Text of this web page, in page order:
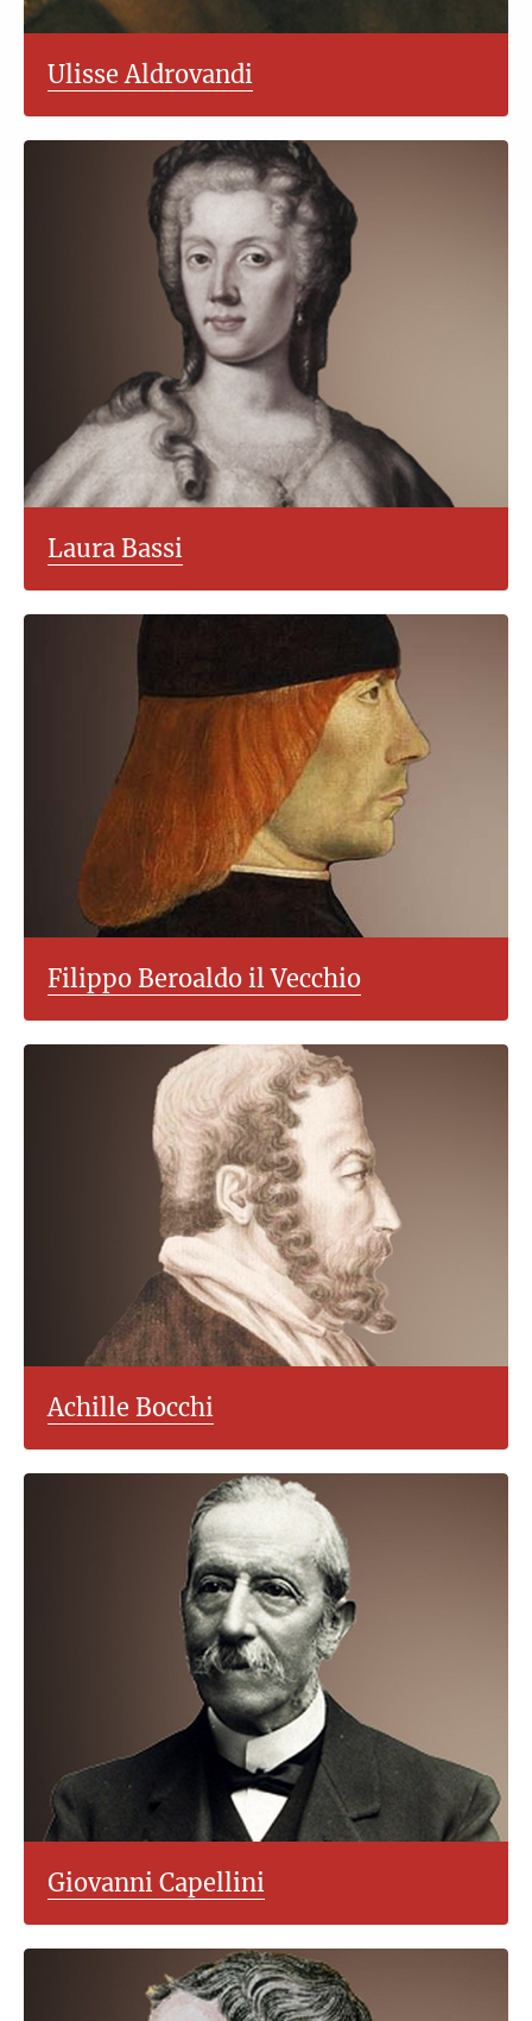
Ulisse Aldrovandi
Laura Bassi
Filippo Beroaldo il Vecchio
Achille Bocchi
Giovanni Capellini